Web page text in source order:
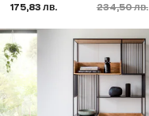
175,83 лв.
234,50 лв.